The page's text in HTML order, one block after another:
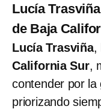
Lucía
de Baja
Lucía Trasviña,
California Sur,
contender por la
priorizando